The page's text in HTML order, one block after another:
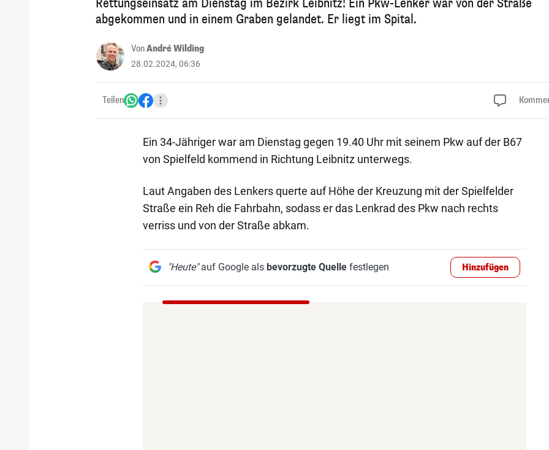
abgekommen und in einem Graben gelandet. Er liegt im Spital.
VonAndré Wilding
28.02.2024, 06:36
Teilen
Ein 34-Jähriger war am Dienstag gegen 19.40 Uhr mit seinem Pkw auf der B67
von Spielfeld kommend in Richtung Leibnitz unterwegs.
Laut Angaben des Lenkers querte auf Höhe der Kreuzung mit der Spielfelder
Straße ein Reh die Fahrbahn, sodass er das Lenkrad des Pkw nach rechts
verriss und von der Straße abkam.
"Heute"auf Google als bevorzugte Quellefestlegen Hinzufügen